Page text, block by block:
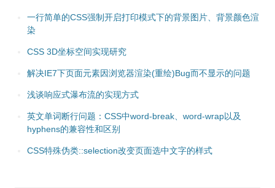
一行简单的CSS强制开启打印模式下的背景图片、背景颜色渲
染
CSS 3D坐标空间实现研究
解决IE7下页面元素因浏览器渲染(重绘)Bug而不显示的问题
浅谈响应式瀑布流的实现方式
英文单词断行问题：CSS中word-break、word-wrap以及
hyphens的兼容性和区别
CSS特殊伪类::selection改变页面选中文字的样式